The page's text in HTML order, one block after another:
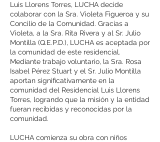
Luis Llorens Torres, LUCHA decide
colaborar con la Sra. Violeta Figueroa y su
Concilio de la Comunidad. Gracias a
Violeta, a la Sra. Rita Rivera y al Sr. Julio
Montilla (Q.E.P.D.), LUCHA es aceptada por
la comunidad de este residencial.
Mediante trabajo voluntario, la Sra. Rosa
Isabel Pérez Stuart y el Sr. Julio Montilla
aportan significativamente en la
comunidad del Residencial Luis Llorens
Torres, logrando que la misión y la entidad
fueran recibidas y reconocidas por la
comunidad.
LUCHA comienza su obra con niños